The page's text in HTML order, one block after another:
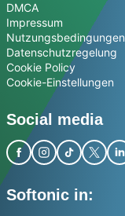
DMCA
Impressum
Nutzungsbedingungen
Datenschutzregelung
Cookie Policy
Cookie-Einstellungen
Social media
Softonic in: